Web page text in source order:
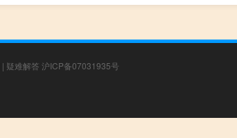
| 疑难解答 沪ICP备07031935号